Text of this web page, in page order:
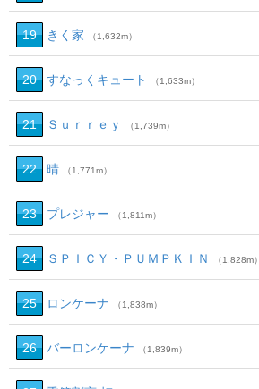
19 きく家 （1,632m）
20 すなっくキュート （1,633m）
21 Ｓｕｒｒｅｙ （1,739m）
22 晴 （1,771m）
23 プレジャー （1,811m）
24 ＳＰＩＣＹ・ＰＵＭＰＫＩＮ （1,828m）
25 ロンケーナ （1,838m）
26 バーロンケーナ （1,839m）